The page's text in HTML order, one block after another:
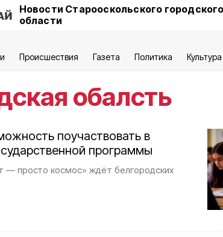
Новости Старооскольского
области
Происшествия Газета Политика Культура
обалсть
поучаствовать в
программы
— просто космос» ждёт белгородских